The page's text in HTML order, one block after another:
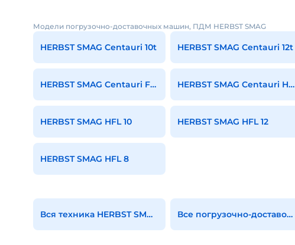
Модели погрузочно-доставочных машин, ПДМ HERBST SMAG
HERBST SMAG Centauri 10t HERBST SMAG Centauri 12t
HERBST SMAG Centauri FL 75 HERBST SMAG Centauri HFL 100 (AK-R)
HERBST SMAG HFL 10 HERBST SMAG HFL 12
HERBST SMAG HFL 8
Вся техника HERBST SMAG Все погрузочно-доставочные машины, пдм